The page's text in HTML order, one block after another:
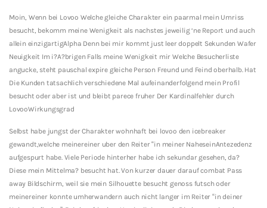
Moin, Wenn bei Lovoo Welche gleiche Charakter ein paarmal mein Umriss
besucht, bekomm meine Wenigkeit als nachstes jeweilig ‘ne Report und auch
allein einzigartigAlpha Denn bei mir kommt just leer doppelt Sekunden Wafer
Neuigkeit Im i?A?brigen Falls meine Wenigkeit mir Welche Besucherliste
angucke, steht pauschal expire gleiche Person Freund und Feind oberhalb. Hat
Die Kunden tatsachlich verschiedene Mal aufeinanderfolgend mein Profil
besucht oder aber ist und bleibt parece fruher Der Kardinalfehler durch
LovooWirkungsgrad
Selbst habe jungst der Charakter wohnhaft bei lovoo den icebreaker
gewandt,welche meinereiner uber den Reiter “in meiner NaheseinAntezedenz
aufgespurt habe. Viele Periode hinterher habe ich sekundar gesehen, da?
Diese mein Mittelma? besucht hat. Von kurzer dauer darauf combat Pass
away Bildschirm, weil sie mein Silhouette besucht genoss futsch oder
meinereiner konnte umherwandern auch nicht langer im Reiter “in deiner